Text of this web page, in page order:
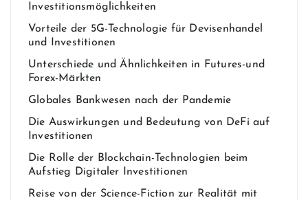
Investitionsmöglichkeiten
Vorteile der 5G-Technologie für Devisenhandel
und Investitionen
Unterschiede und Ähnlichkeiten in Futures-und
Forex-Märkten
Globales Bankwesen nach der Pandemie
Die Auswirkungen und Bedeutung von DeFi auf
Investitionen
Die Rolle der Blockchain-Technologien beim
Aufstieg Digitaler Investitionen
Reise von der Science-Fiction zur Realität mit